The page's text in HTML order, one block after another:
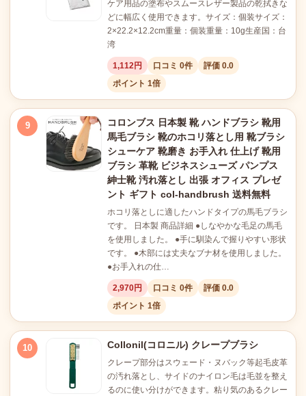
ケア用品の塗布やスムースレザー製品の乾拭きな
どに幅広く使用できます。サイズ：個装サイズ：
2×22.2×12.2cm重量：個装重量：10g生産国：台
湾
1,112円 口コミ 0件
評価 0.0
ポイント 1倍
9
コロンブス 日本製 靴 ハンドブラシ 靴用
馬毛ブラシ 靴のホコリ落とし用 靴ブラシ
シューケア 靴磨き お手入れ 仕上げ 靴用
ブラシ 革靴 ビジネスシューズ パンプス
紳士靴 汚れ落とし 出張 オフィス プレゼ
ント ギフト col-handbrush 送料無料
ホコリ落としに適したハンドタイプの馬毛ブラシ
です。 日本製 商品詳細 ●しなやかな毛足の馬毛
を使用しました。 ●手に馴染んで握りやすい形状
です。 ●木部には丈夫なブナ材を使用しました。
●お手入れの仕…
2,970円 口コミ 0件
評価 0.0
ポイント 1倍
10 Collonil(コロニル) クレープブラシ
クレープ部分はスウェード・ヌバック等起毛皮革
の汚れ落とし、サイドのナイロン毛は毛並を整え
るのに使い分けができます。粘り気のあるクレー